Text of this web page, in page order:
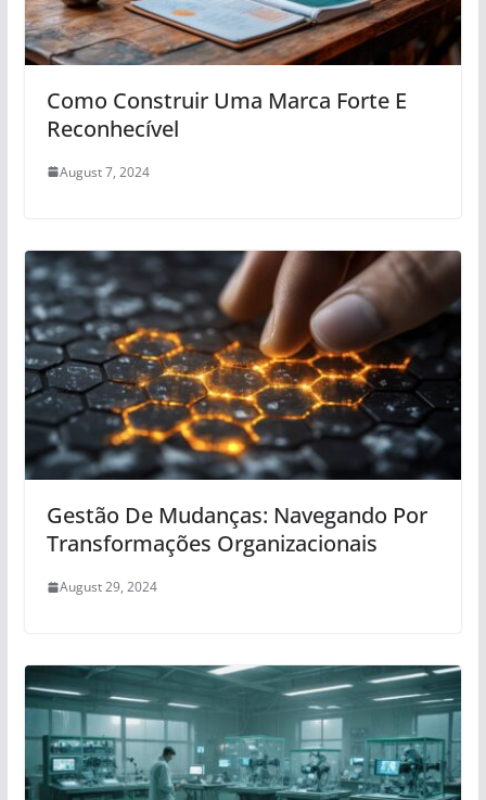
Como Construir Uma Marca Forte E
Reconhecível
August 7, 2024
Gestão De Mudanças: Navegando Por
Transformações Organizacionais
August 29, 2024